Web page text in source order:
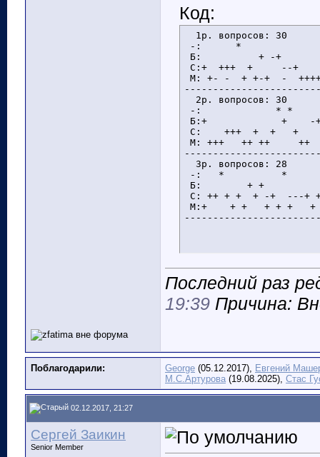
Код:
  1p. вопросов: 30
-:      *
Б:          + -+
С:+  +++  +     --+
М: +- -  + +-+  -
  2p. вопросов: 30
-:             * *
Б:+             +    -
С:    +++  +  +   +
М: +++   ++ ++
  3p. вопросов: 28
-:   *          *
Б:        + +
С: ++ + +  + -+  ---+
М:+    + +   + + +
Последний раз
19:39 Причина:
Поблагодарили: George (05.12.2017), Евгений
М.С.Артурова (19.08.2025), Стас
02.12.2017, 21:27
Сергей Заикин
Senior Member